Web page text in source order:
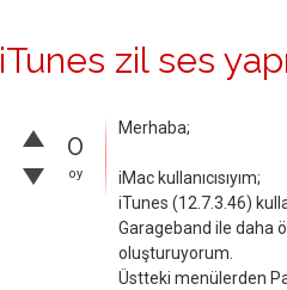
iTunes zil ses
0
oy
Merhaba;
iMac kullanıcısıyım;
iTunes (12.7.3.46)
Garageband ile daha
oluşturuyorum.
Üstteki menülerden